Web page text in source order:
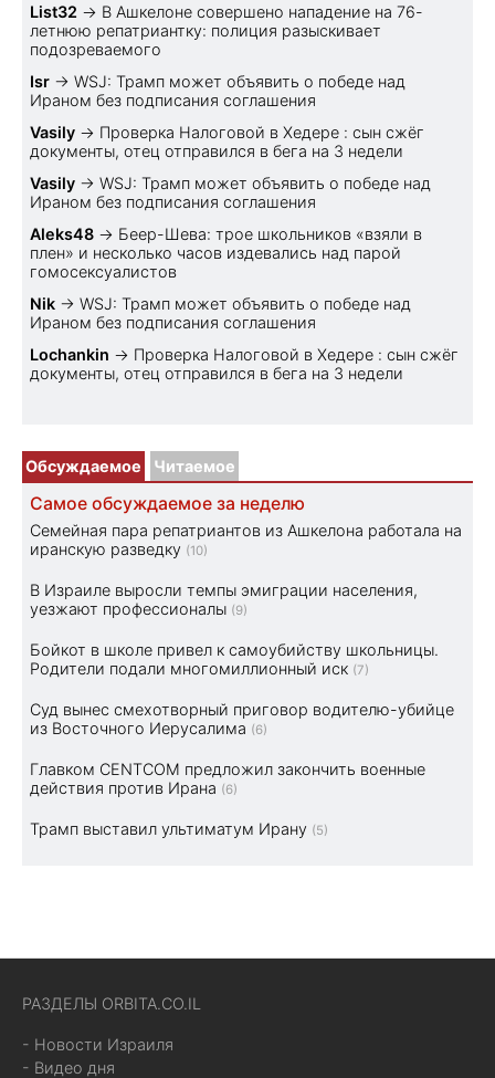
List32 → В Ашкелоне совершено нападение на 76-
летнюю репатриантку: полиция разыскивает
подозреваемого
Isr → WSJ: Трамп может объявить о победе над
Ираном без подписания соглашения
Vasily → Проверка Налоговой в Хедере : сын сжёг
документы, отец отправился в бега на 3 недели
Vasily → WSJ: Трамп может объявить о победе над
Ираном без подписания соглашения
Aleks48 → Беер-Шева: трое школьников «взяли в
плен» и несколько часов издевались над парой
гомосексуалистов
Nik → WSJ: Трамп может объявить о победе над
Ираном без подписания соглашения
Lochankin → Проверка Налоговой в Хедере : сын сжёг
документы, отец отправился в бега на 3 недели
Обсуждаемое Читаемое
Самое обсуждаемое за неделю
Семейная пара репатриантов из Ашкелона работала на
иранскую разведку (10)
В Израиле выросли темпы эмиграции населения,
уезжают профессионалы (9)
Бойкот в школе привел к самоубийству школьницы.
Родители подали многомиллионный иск (7)
Суд вынес смехотворный приговор водителю-убийце
из Восточного Иерусалима (6)
Главком CENTCOM предложил закончить военные
действия против Ирана (6)
Трамп выставил ультиматум Ирану (5)
РАЗДЕЛЫ ORBITA.CO.IL
- Новости Израиля
- Видео дня